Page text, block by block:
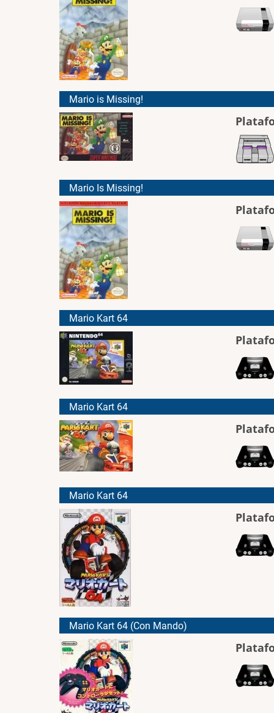
Mario is Missing!
Mario Is Missing!
Mario Kart 64
Mario Kart 64
Mario Kart 64
Mario Kart 64 (Con Mando)